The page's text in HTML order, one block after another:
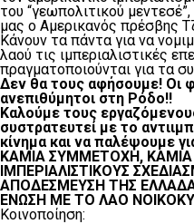
του “γεωπολιτικού
μας ο Αμερικανός πρέσβης
Κάνουν τα πάντα για να
λαού τις ιμπεριαλιστικές
πραγματοποιούνται για τα
Δεν θα τους αφήσουμε! Οι
ανεπιθύμητοι στη Ρόδο!!
Καλούμε τους
συστρατευτεί με το
κίνημα και να παλέψουμε
ΚΑΜΙΑ ΣΥΜΜΕΤΟΧΗ,
ΙΜΠΕΡΙΑΛΙΣΤΙΚΟΥΣ
ΑΠΟΔΕΣΜΕΥΣΗ ΤΗΣ
ΕΝΩΣΗ ΜΕ ΤΟ ΛΑΟ
Κοινοποίηση: